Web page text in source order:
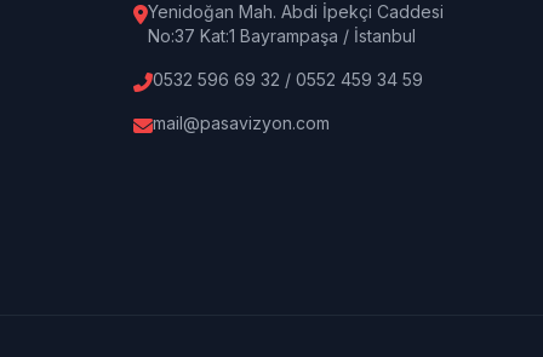
Yenidoğan Mah. Abdi İpekçi Caddesi
No:37 Kat:1 Bayrampaşa / İstanbul
0532 596 69 32 / 0552 459 34 59
mail@pasavizyon.com